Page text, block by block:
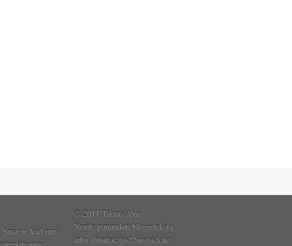
kad mus
© 2011 Tikras Alus
Norite panaudoti blogo tekstą
arba iliustracijas? Susisiekite